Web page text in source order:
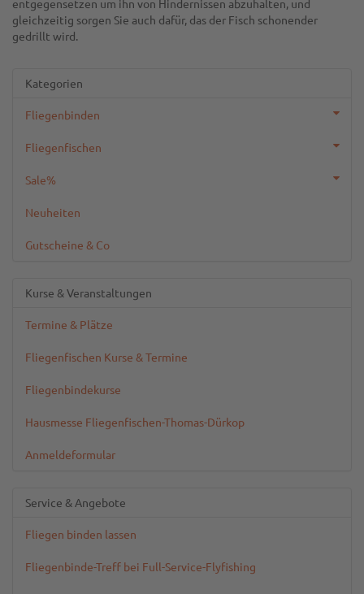
entgegensetzen um ihn von Hindernissen abzuhalten, und
gleichzeitig sorgen Sie auch dafür, das der Fisch schonender
gedrillt wird.
Kategorien
Fliegenbinden
Fliegenfischen
Sale%
Neuheiten
Gutscheine & Co
Kurse & Veranstaltungen
Termine & Plätze
Fliegenfischen Kurse & Termine
Fliegenbindekurse
Hausmesse Fliegenfischen-Thomas-Dürkop
Anmeldeformular
Service & Angebote
Fliegen binden lassen
Fliegenbinde-Treff bei Full-Service-Flyfishing